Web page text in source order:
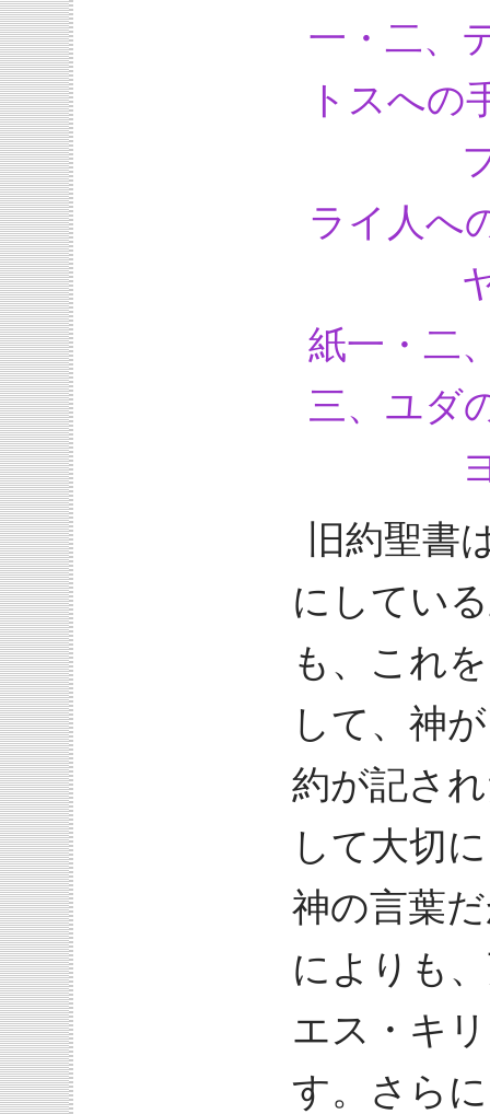
一・二、
トスへの
フィ
ライ人へ
ヤコ
紙一・二
三、ユダ
ヨハ
旧約聖書
にしてい
も、これ
して、神
約が記さ
して大切
神の言葉
によりも
エス・キ
す。さら